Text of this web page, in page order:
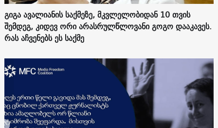
გიგა ავალიანის საქმეზე, მკვლელობიდან 10 თვის
შემდეგ, კიდევ ორი არასრულწლოვანი გოგო დააკავეს.
რას აჩვენებს ეს საქმე